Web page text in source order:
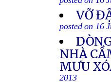
VỠ
posted on 16
NHÀ
MƯU